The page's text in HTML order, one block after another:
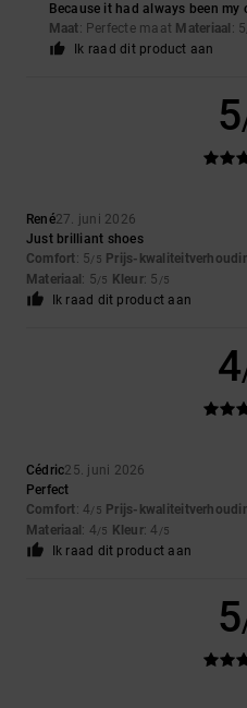
Because it had always been my
Maat: Perfecte maat Materiaal : 5
Ik raad dit product aan
5
René27. juni 2026
Just brilliant shoes
Comfort: 5/5 Prijs-
Materiaal : 5/5 Kleur: 5 /5
Ik raad dit product aan
4
Cédric25. juni 2026
Perfect
Comfort: 4/5 Prijs-
Materiaal : 4/5 Kleur: 4 /5
Ik raad dit product aan
5